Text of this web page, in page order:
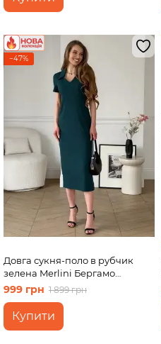
−47%
Довга сукня-поло в рубчик
зелена Merlini Бергамо
700002245 розмір L-XL
999 грн 1 899 грн
Купити